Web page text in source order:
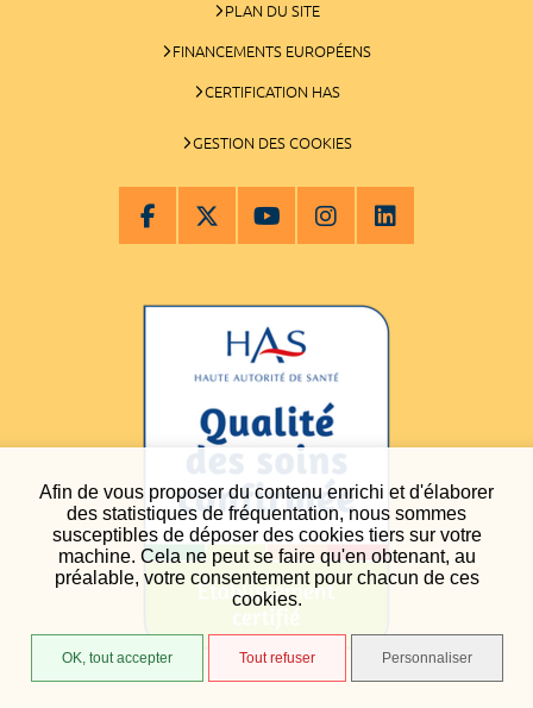
Afin de vous proposer du contenu enrichi et d'élaborer
des statistiques de fréquentation, nous sommes
susceptibles de déposer des cookies tiers sur votre
machine. Cela ne peut se faire qu'en obtenant, au
préalable, votre consentement pour chacun de ces
cookies.
OK, tout accepter Tout refuser Personnaliser
PLAN DU SITE
FINANCEMENTS EUROPÉENS
CERTIFICATION HAS
GESTION DES COOKIES